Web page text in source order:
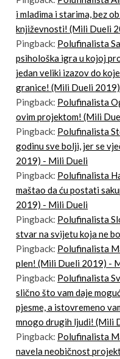
i mladima i starima, bez
književnosti! (Mili Dueli
Pingback: Polufinalista
psihološka igra u kojoj
jedan veliki izazov do
granice! (Mili Dueli
Pingback: Polufinalista
ovim projektom! (Mili
Pingback: Polufinalista
godinu sve bolji, jer se
2019) - Mili Dueli
Pingback: Polufinalista
maštao da ću postati
2019) - Mili Dueli
Pingback: Polufinalista
stvar na svijetu koja ne
Pingback: Polufinalista
plen! (Mili Dueli 2019) -
Pingback: Polufinalista
slično što vam daje
pjesme, a istovremeno
mnogo drugih ljudi! (Mili
Pingback: Polufinalista
navela neobičnost